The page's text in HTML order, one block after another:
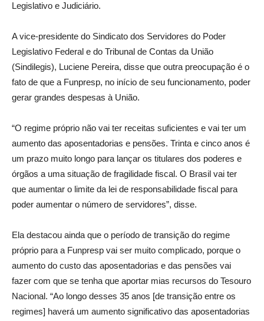
Legislativo e Judiciário.
A vice-presidente do Sindicato dos Servidores do Poder
Legislativo Federal e do Tribunal de Contas da União
(Sindilegis), Luciene Pereira, disse que outra preocupação é o
fato de que a Funpresp, no início de seu funcionamento, poder
gerar grandes despesas à União.
“O regime próprio não vai ter receitas suficientes e vai ter um
aumento das aposentadorias e pensões. Trinta e cinco anos é
um prazo muito longo para lançar os titulares dos poderes e
órgãos a uma situação de fragilidade fiscal. O Brasil vai ter
que aumentar o limite da lei de responsabilidade fiscal para
poder aumentar o número de servidores”, disse.
Ela destacou ainda que o período de transição do regime
próprio para a Funpresp vai ser muito complicado, porque o
aumento do custo das aposentadorias e das pensões vai
fazer com que se tenha que aportar mias recursos do Tesouro
Nacional. “Ao longo desses 35 anos [de transição entre os
regimes] haverá um aumento significativo das aposentadorias